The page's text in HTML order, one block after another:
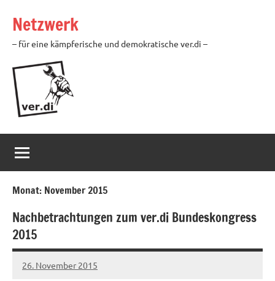
Inhalt
springen
Netzwerk
– für eine kämpferische und demokratische ver.di –
Monat: November 2015
Nachbetrachtungen zum ver.di Bundeskongress
2015
26. November 2015
Ilja